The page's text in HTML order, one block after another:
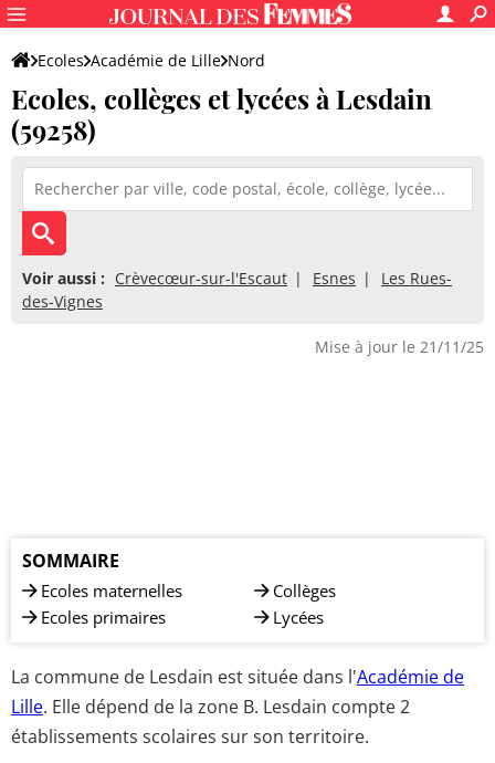
Ecoles Académie de Lille Nord
Ecoles, collèges et lycées à Lesdain
(59258)
Voir aussi : Crèvecœur-sur-l'Escaut Esnes
Les Rues-
des-Vignes
Mise à jour le 21/11/25
SOMMAIRE
Ecoles maternelles
Ecoles primaires
Collèges
Lycées
La commune de Lesdain est située dans l'Académie de
Lille. Elle dépend de la zone B. Lesdain compte 2
établissements scolaires sur son territoire.